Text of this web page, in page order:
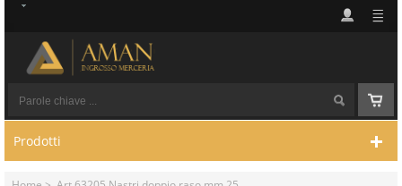
Prodotti